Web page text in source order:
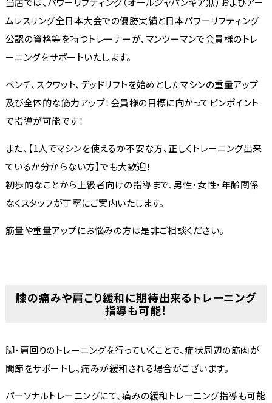
ムレスリング全日本大会での優勝実績と日本パワーリフティング
公認の資格等を持つトレーナーが、マンツーマンで会員様のトレ
ーニングをサポートいたします。
ベンチ、スクワット、デッドリフトを始めとしたマシンの重量アップ
及び全体的な筋力アップ！会員様の目標に向かってピンポイント
で指導が可能です！
また、【1人でマシンを使えるか不安な方、正しくトレーニング出来
ているか分からない方】でも大歓迎！
初歩的なことから上級者向けの指導まで、男性・女性・年齢関係
なくスタッフが丁寧にご案内いたします。
筋量や重量アップにお悩みの方は是非ご相談ください。
膝の痛みや肩こり緩和に期待出来るトレーニング
指導も可能！
脚・肩回りのトレーニングを行っていくことで、症状周辺の筋肉が
関節をサポートし、痛みが緩和される場合がございます。
パーソナルトレーニングにて、痛みの緩和トレーニング指導も可能